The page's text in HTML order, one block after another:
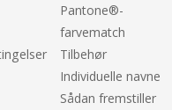
Pantone®-
farvematch
Tilbehør
Individuelle navne
Sådan fremstiller